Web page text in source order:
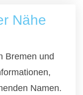
Nähe
Bremen und
Namen.